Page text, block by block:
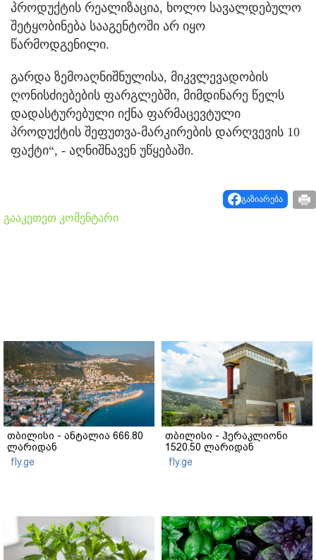
პროდუქტის რეალიზაცია, ხოლო სავალდებულო
შეტყობინება სააგენტოში არ იყო
წარმოდგენილი.
გარდა ზემოაღნიშნულისა, მიკვლევადობის
ღონისძიებების ფარგლებში, მიმდინარე წელს
დადასტურებული იქნა ფარმაცევტული
პროდუქტის შეფუთვა-მარკირების დარღვევის 10
ფაქტი“, - აღნიშნავენ უწყებაში.
გაზიარება
გააკეთეთ კომენტარი
თბილისი - ანტალია 666.80
ლარიდან
fly.ge
თბილისი - ჰერაკლიონი
1520.50 ლარიდან
fly.ge